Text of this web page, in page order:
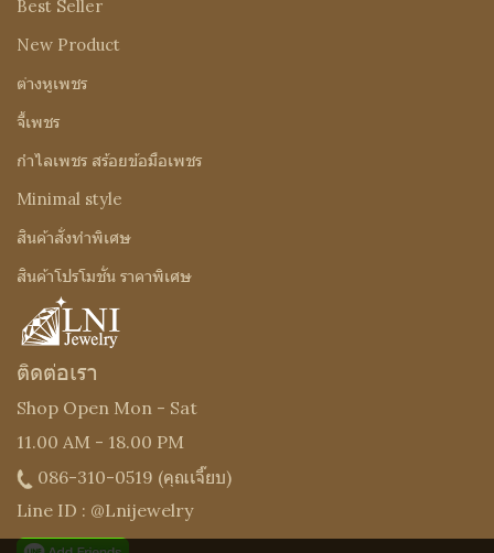
Best Seller
New Product
ต่างหูเพชร
จี้เพชร
กำไลเพชร สร้อยข้อมือเพชร
Minimal style
สินค้าสั่งทำพิเศษ
สินค้าโปรโมชั่น ราคาพิเศษ
ติดต่อเรา
Shop Open Mon - Sat
11.00 AM - 18.00 PM
086-310-0519 (คุณเจี๊ยบ)
Line ID : @Lnijewelry